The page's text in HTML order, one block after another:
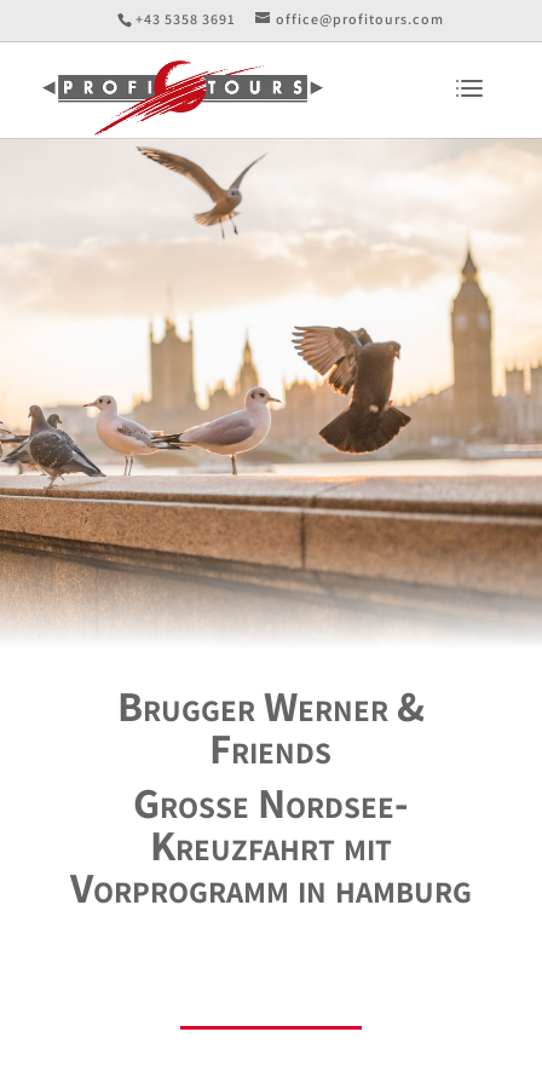
+43 5358 3691 office@profitours.com
Brugger Werner &
Friends
Große Nordsee-
Kreuzfahrt mit
Vorprogramm in hamburg